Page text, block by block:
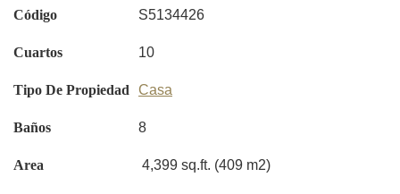
Código S5134426
Cuartos 10
Tipo De Propiedad Casa
Baños 8
Area 4,399 sq.ft. (409 m2)